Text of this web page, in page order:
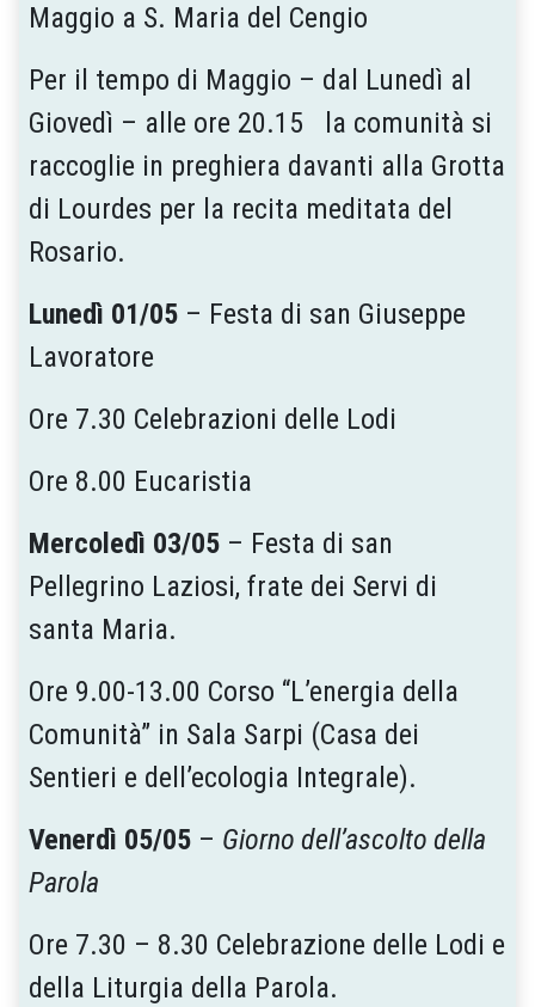
Maggio a S. Maria del Cengio
Per il tempo di Maggio – dal Lunedì al
Giovedì – alle ore 20.15 la comunità si
raccoglie in preghiera davanti alla Grotta
di Lourdes per la recita meditata del
Rosario.
Lunedì 01/05 – Festa di san Giuseppe
Lavoratore
Ore 7.30 Celebrazioni delle Lodi
Ore 8.00 Eucaristia
Mercoledì 03/05 – Festa di san
Pellegrino Laziosi, frate dei Servi di
santa Maria.
Ore 9.00-13.00 Corso “L’energia della
Comunità” in Sala Sarpi (Casa dei
Sentieri e dell’ecologia Integrale).
Venerdì 05/05 – Giorno dell’ascolto della
Parola
Ore 7.30 – 8.30 Celebrazione delle Lodi e
della Liturgia della Parola.